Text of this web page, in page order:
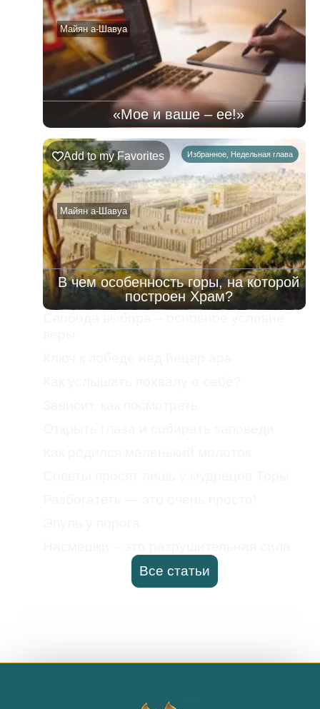
08.08.2026
Майян а-Шавуа
«Мое и ваше – ее!»
Избранное Недельная глава
Майян а-Шавуа
Add to my Favorites
В чем особенность горы, на которой
построен Храм?
Все статьи